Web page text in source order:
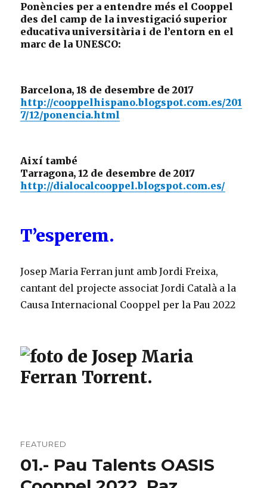
Ponències per a entendre més el Cooppel
des del camp de la investigació superior
educativa universitària i de l’entorn en el
marc de la UNESCO:
Barcelona, 18 de desembre de 2017
http://cooppelhispano.blogspot.com.es/201
7/12/ponencia.html
Així també
Tarragona, 12 de desembre de 2017
http://dialocalcooppel.blogspot.com.es/
T’esperem.
Josep Maria Ferran junt amb Jordi Freixa,
cantant del projecte associat Jordi Català a la
Causa Internacional Cooppel per la Pau 2022
FEATURED
01.- Pau Talents OASIS